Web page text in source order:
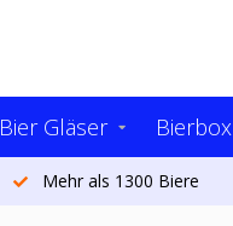
Bier Gläser Bierbox
Mehr als 1300 Biere